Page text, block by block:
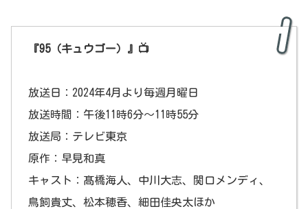
『95（キュウゴー）』📺
放送日：2024年4月より毎週月曜日
放送時間：午後11時6分～11時55分
放送局：テレビ東京
原作：早見和真
キャスト：髙橋海人、中川大志、関口メンディ、
鳥飼貴丈、松本穂香、細田佳央太ほか